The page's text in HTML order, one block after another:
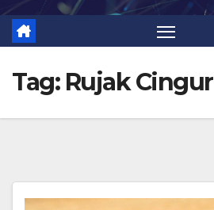
Tag: Rujak Cingur